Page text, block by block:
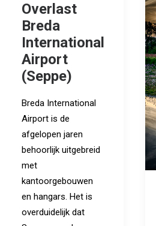
Overlast
Breda
International
Airport
(Seppe)
Breda International
Airport is de
afgelopen jaren
behoorlijk uitgebreid
met
kantoorgebouwen
en hangars. Het is
overduidelijk dat